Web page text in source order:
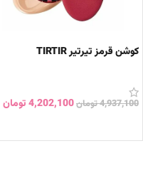
کوشن قرمز تیرتیر TIRTIR
4,937,100تومان4,202,100تومان